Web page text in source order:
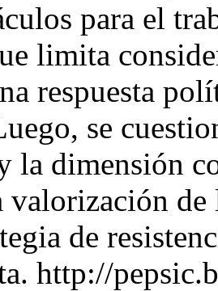
para el
limita
respuesta
se
la dimensión
valorización
de
http://